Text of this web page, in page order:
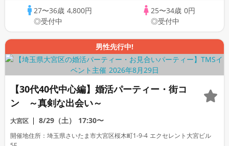
27〜36歳 4,800円
◎受付中
25〜34歳 0円
◎受付中
男性先行中!
【30代40代中心編】婚活パーティー・街コ
ン ～真剣な出会い～
大宮区 8/29（土） 17:30〜
開催地住所：埼玉県さいたま市大宮区桜木町1-9-4 エクセレント大宮ビル